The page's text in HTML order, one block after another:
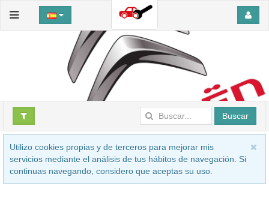
Buscar
Utilizo cookies propias y de terceros para mejorar mis
servicios mediante el análisis de tus hábitos de navegación. Si
continuas navegando, considero que aceptas su uso.